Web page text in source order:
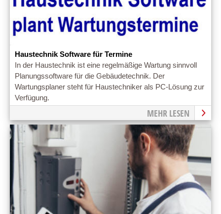
Haustechnik Software für Termine
In der Haustechnik ist eine regelmäßige Wartung sinnvoll
Planungssoftware für die Gebäudetechnik. Der
Wartungsplaner steht für Haustechniker als PC-Lösung zur
Verfügung.
MEHR LESEN